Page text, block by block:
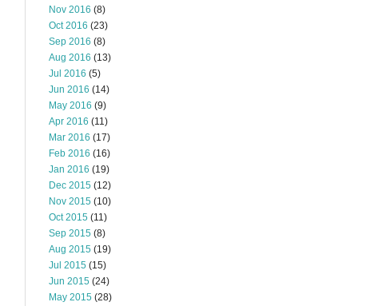
Nov 2016 (8)
Oct 2016 (23)
Sep 2016 (8)
Aug 2016 (13)
Jul 2016 (5)
Jun 2016 (14)
May 2016 (9)
Apr 2016 (11)
Mar 2016 (17)
Feb 2016 (16)
Jan 2016 (19)
Dec 2015 (12)
Nov 2015 (10)
Oct 2015 (11)
Sep 2015 (8)
Aug 2015 (19)
Jul 2015 (15)
Jun 2015 (24)
May 2015 (28)